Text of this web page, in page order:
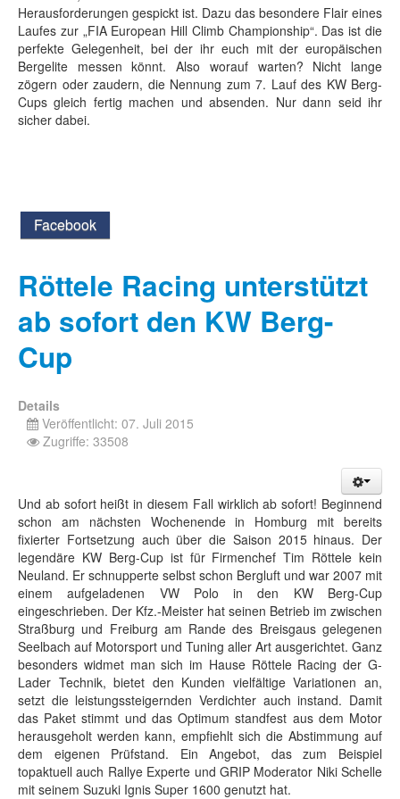
Herausforderungen gespickt ist. Dazu das besondere Flair eines
Laufes zur „FIA European Hill Climb Championship“. Das ist die
perfekte Gelegenheit, bei der ihr euch mit der europäischen
Bergelite messen könnt. Also worauf warten? Nicht lange
zögern oder zaudern, die Nennung zum 7. Lauf des KW Berg-
Cups gleich fertig machen und absenden. Nur dann seid ihr
sicher dabei.
Facebook
Röttele Racing unterstützt
ab sofort den KW Berg-
Cup
Details
Veröffentlicht: 07. Juli 2015
Zugriffe: 33508
Und ab sofort heißt in diesem Fall wirklich ab sofort! Beginnend
schon am nächsten Wochenende in Homburg mit bereits
fixierter Fortsetzung auch über die Saison 2015 hinaus. Der
legendäre KW Berg-Cup ist für Firmenchef Tim Röttele kein
Neuland. Er schnupperte selbst schon Bergluft und war 2007 mit
einem aufgeladenen VW Polo in den KW Berg-Cup
eingeschrieben. Der Kfz.-Meister hat seinen Betrieb im zwischen
Straßburg und Freiburg am Rande des Breisgaus gelegenen
Seelbach auf Motorsport und Tuning aller Art ausgerichtet. Ganz
besonders widmet man sich im Hause Röttele Racing der G-
Lader Technik, bietet den Kunden vielfältige Variationen an,
setzt die leistungssteigernden Verdichter auch instand. Damit
das Paket stimmt und das Optimum standfest aus dem Motor
herausgeholt werden kann, empfiehlt sich die Abstimmung auf
dem eigenen Prüfstand. Ein Angebot, das zum Beispiel
topaktuell auch Rallye Experte und GRIP Moderator Niki Schelle
mit seinem Suzuki Ignis Super 1600 genutzt hat.